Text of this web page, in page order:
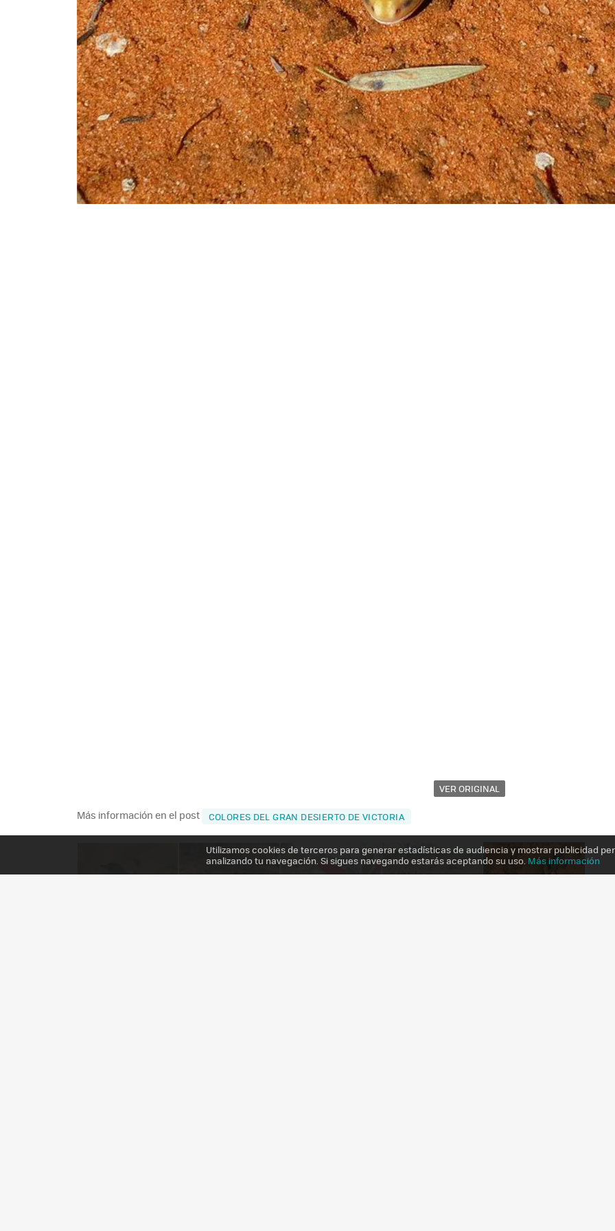
VER ORIGINAL
Más información en el post COLORES DEL GRAN DESIERTO DE VICTORIA
Utilizamos cookies de terceros para generar estadísticas de audiencia y mostrar publicidad
analizando tu navegación. Si sigues navegando estarás aceptando su uso. Más información